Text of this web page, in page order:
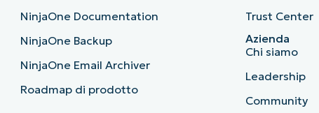
NinjaOne Documentation
NinjaOne Backup
NinjaOne Email Archiver
Roadmap di prodotto
Trust Center
Azienda
Chi siamo
Leadership
Community